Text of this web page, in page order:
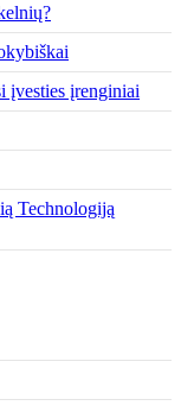
įvesties įrenginiai
Technologiją